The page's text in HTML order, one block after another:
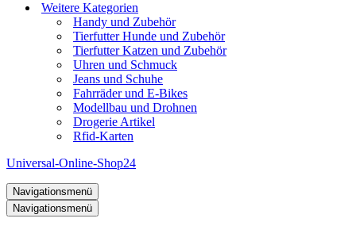
Weitere Kategorien
Handy und Zubehör
Tierfutter Hunde und Zubehör
Tierfutter Katzen und Zubehör
Uhren und Schmuck
Jeans und Schuhe
Fahrräder und E-Bikes
Modellbau und Drohnen
Drogerie Artikel
Rfid-Karten
Universal-Online-Shop24
Navigationsmenü
Navigationsmenü